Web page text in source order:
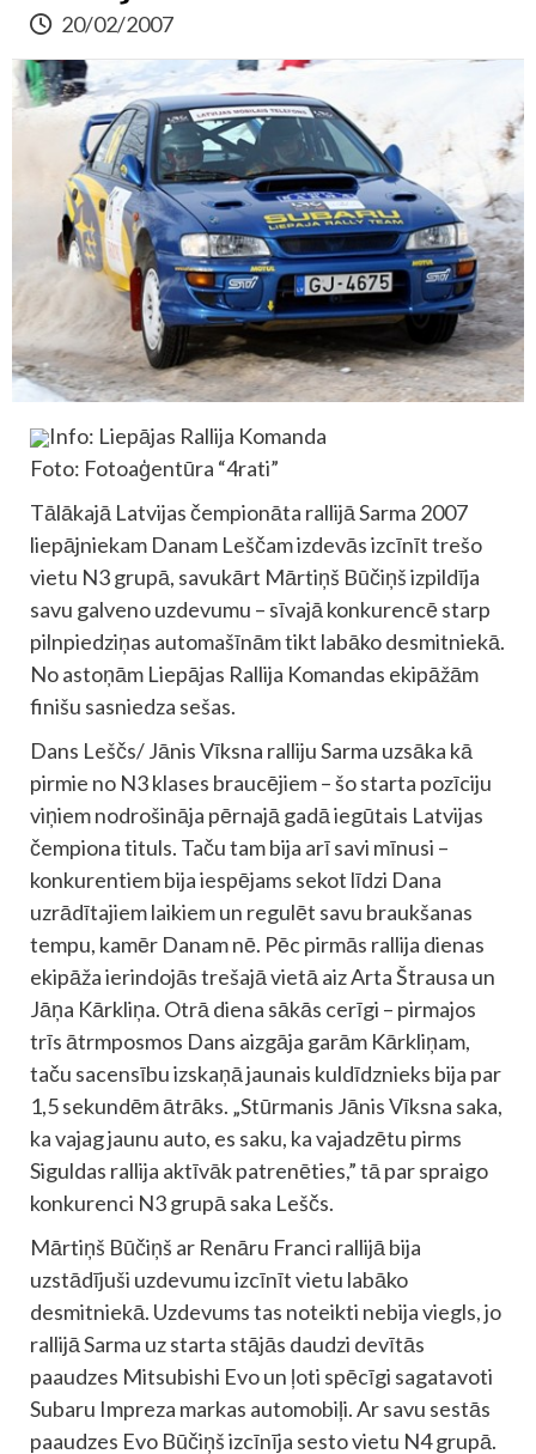
20/02/2007
Info: Liepājas Rallija Komanda
Foto: Fotoaģentūra “4rati”
Tālākajā Latvijas čempionāta rallijā Sarma 2007
liepājniekam Danam Leščam izdevās izcīnīt trešo
vietu N3 grupā, savukārt Mārtiņš Būčiņš izpildīja
savu galveno uzdevumu – sīvajā konkurencē starp
pilnpiedziņas automašīnām tikt labāko desmitniekā.
No astoņām Liepājas Rallija Komandas ekipāžām
finišu sasniedza sešas.
Dans Leščs/ Jānis Vīksna ralliju Sarma uzsāka kā
pirmie no N3 klases braucējiem – šo starta pozīciju
viņiem nodrošināja pērnajā gadā iegūtais Latvijas
čempiona tituls. Taču tam bija arī savi mīnusi –
konkurentiem bija iespējams sekot līdzi Dana
uzrādītajiem laikiem un regulēt savu braukšanas
tempu, kamēr Danam nē. Pēc pirmās rallija dienas
ekipāža ierindojās trešajā vietā aiz Arta Štrausa un
Jāņa Kārkliņa. Otrā diena sākās cerīgi – pirmajos
trīs ātrmposmos Dans aizgāja garām Kārkliņam,
taču sacensību izskaņā jaunais kuldīdznieks bija par
1,5 sekundēm ātrāks. „Stūrmanis Jānis Vīksna saka,
ka vajag jaunu auto, es saku, ka vajadzētu pirms
Siguldas rallija aktīvāk patrenēties,” tā par spraigo
konkurenci N3 grupā saka Leščs.
Mārtiņš Būčiņš ar Renāru Franci rallijā bija
uzstādījuši uzdevumu izcīnīt vietu labāko
desmitniekā. Uzdevums tas noteikti nebija viegls, jo
rallijā Sarma uz starta stājās daudzi devītās
paaudzes Mitsubishi Evo un ļoti spēcīgi sagatavoti
Subaru Impreza markas automobiļi. Ar savu sestās
paaudzes Evo Būčiņš izcīnīja sesto vietu N4 grupā.